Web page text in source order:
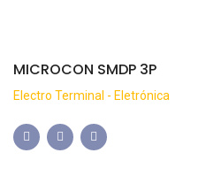
MICROCON SMDP 3P
Electro Terminal - Eletrónica